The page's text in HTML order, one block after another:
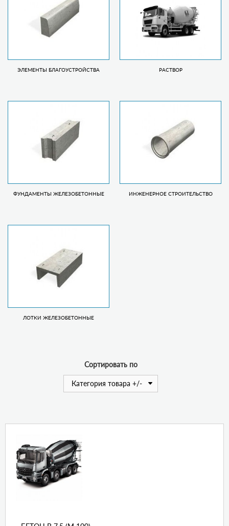
ЭЛЕМЕНТЫ БЛАГОУСТРОЙСТВА РАСТВОР
ФУНДАМЕНТЫ ЖЕЛЕЗОБЕТОННЫЕ ИНЖЕНЕРНОЕ СТРОИТЕЛЬСТВО
ЛОТКИ ЖЕЛЕЗОБЕТОННЫЕ
Сортировать по
Категория товара +/-